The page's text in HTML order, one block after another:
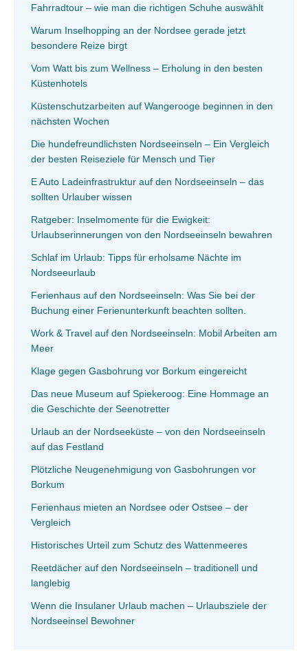
Fahrradtour – wie man die richtigen Schuhe auswählt
Warum Inselhopping an der Nordsee gerade jetzt
besondere Reize birgt
Vom Watt bis zum Wellness – Erholung in den besten
Küstenhotels
Küstenschutzarbeiten auf Wangerooge beginnen in den
nächsten Wochen
Die hundefreundlichsten Nordseeinseln – Ein Vergleich
der besten Reiseziele für Mensch und Tier
E Auto Ladeinfrastruktur auf den Nordseeinseln – das
sollten Urlauber wissen
Ratgeber: Inselmomente für die Ewigkeit:
Urlaubserinnerungen von den Nordseeinseln bewahren
Schlaf im Urlaub: Tipps für erholsame Nächte im
Nordseeurlaub
Ferienhaus auf den Nordseeinseln: Was Sie bei der
Buchung einer Ferienunterkunft beachten sollten.
Work & Travel auf den Nordseeinseln: Mobil Arbeiten am
Meer
Klage gegen Gasbohrung vor Borkum eingereicht
Das neue Museum auf Spiekeroog: Eine Hommage an
die Geschichte der Seenotretter
Urlaub an der Nordseeküste – von den Nordseeinseln
auf das Festland
Plötzliche Neugenehmigung von Gasbohrungen vor
Borkum
Ferienhaus mieten an Nordsee oder Ostsee – der
Vergleich
Historisches Urteil zum Schutz des Wattenmeeres
Reetdächer auf den Nordseeinseln – traditionell und
langlebig
Wenn die Insulaner Urlaub machen – Urlaubsziele der
Nordseeinsel Bewohner